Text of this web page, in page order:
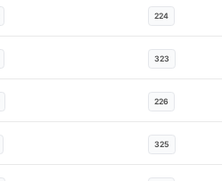
224
323
226
325